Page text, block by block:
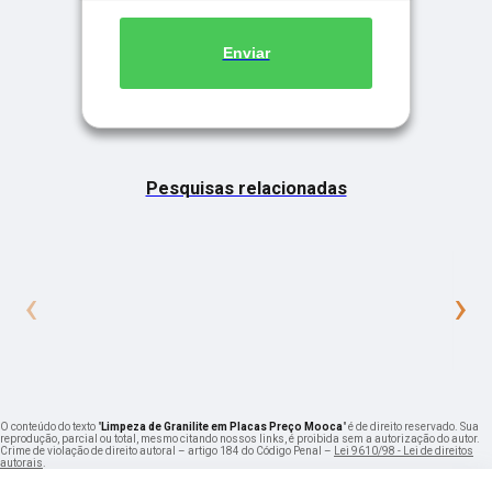
Enviar
Pesquisas relacionadas
‹ ›
O conteúdo do texto "Limpeza de Granilite em Placas Preço Mooca" é de direito reservado. Sua
reprodução, parcial ou total, mesmo citando nossos links, é proibida sem a autorização do autor.
Crime de violação de direito autoral – artigo 184 do Código Penal –
Lei 9610/98 - Lei de direitos
autorais